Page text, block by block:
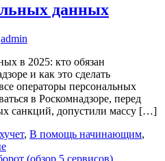
данных
admin
в 2025: кто обязан
и как это сделать
операторы персональных
в Роскомнадзоре, перед
санкций, допустили массу […]
, В помощь начинающим,